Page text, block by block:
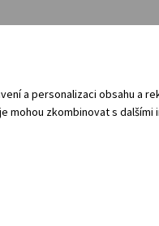
a personalizaci obsahu
mohou zkombinovat s